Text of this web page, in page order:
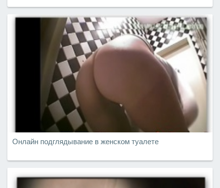
Онлайн подглядывание в женском туалете